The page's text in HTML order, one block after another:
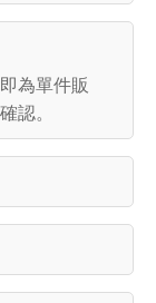
為單件販
認。